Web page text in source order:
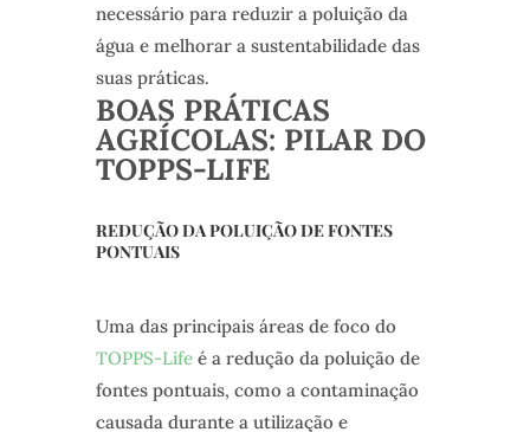
necessário para reduzir a poluição da
água e melhorar a sustentabilidade das
suas práticas.
BOAS PRÁTICAS
AGRÍCOLAS: PILAR DO
TOPPS-LIFE
REDUÇÃO DA POLUIÇÃO DE FONTES
PONTUAIS
Uma das principais áreas de foco do
TOPPS-Lifeé a redução da poluição de
fontes pontuais, como a contaminação
causada durante a utilização e